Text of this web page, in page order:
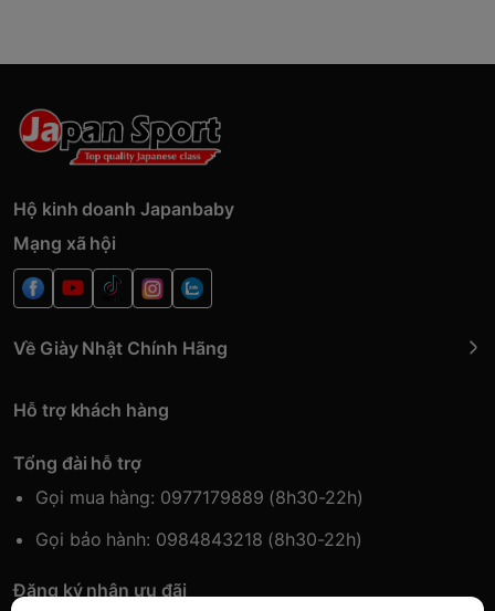
Hộ kinh doanh Japanbaby
Mạng xã hội
Về Giày Nhật Chính Hãng
Hỗ trợ khách hàng
Tổng đài hỗ trợ
Gọi mua hàng: 0977179889 (8h30-22h)
Gọi bảo hành: 0984843218 (8h30-22h)
Đăng ký nhận ưu đãi